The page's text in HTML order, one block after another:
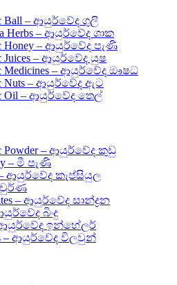
Ball – ආයුර්වේද ගුලි
Herbs – ආයුර්වේද ශාක
Honey – ආයුර්වේද පැණි
Juices – ආයුර්වේද යුෂ
Medicines – ආයුර්වේද ඖෂධ
Nuts – ආයුර්වේද ඇට
Oil – ආයුර්වේද තෙල්
Powder – ආයුර්වේද කුඩු
– මී පැණි
– ආයුර්වේද කැප්සියුල
චුර්ණ
– ආයුර්වේද සාන්ද්‍රන
බිංදු
ආයුර්වේද ඉන්හේලර්
– ආයුර්වේද විලවුන්